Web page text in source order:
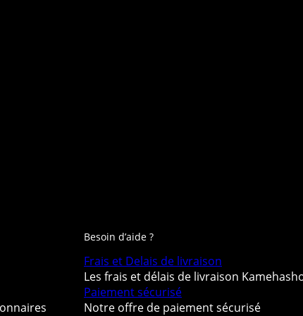
Besoin d’aide ?
Frais et Delais de livraison
Les frais et délais de livraison
Paiement sécurisé
Notre offre de paiement sécurisé